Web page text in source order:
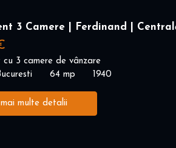
3 Camere | Ferdinand |
3 camere de vânzare
64 mp 1940
mai multe detalii